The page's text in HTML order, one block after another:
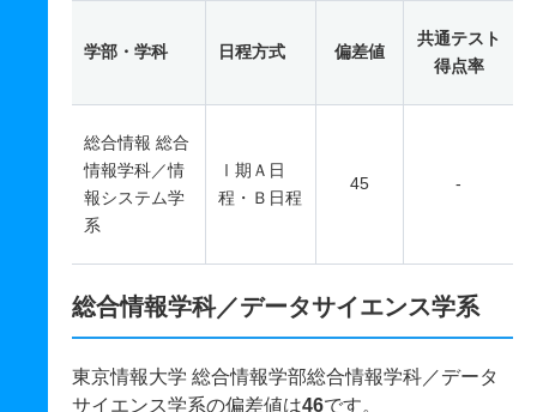
学部・学科 日程方式 偏差値
共通テスト
得点率
総合情報 総合
情報学科／情
報システム学
系
Ⅰ期Ａ日
程・Ｂ日程
45 -
総合情報学科／データサイエンス学系
東京情報大学 総合情報学部総合情報学科／データ
サイエンス学系の偏差値は46です。